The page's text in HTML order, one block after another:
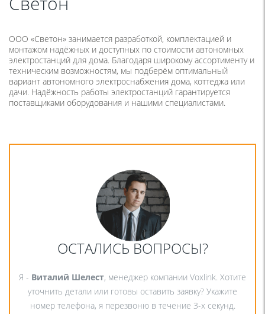
ООО «Светон» занимается разработкой, комплектацией и
монтажом надёжных и доступных по стоимости автономных
электростанций для дома. Благодаря широкому ассортименту и
техническим возможностям, мы подберём оптимальный
вариант автономного электроснабжения дома, коттеджа или
дачи. Надёжность работы электростанций гарантируется
поставщиками оборудования и нашими специалистами.
ОСТАЛИСЬ ВОПРОСЫ?
Я - Виталий Шелест, менеджер компании Voxlink. Хотите
уточнить детали или готовы оставить заявку? Укажите
номер телефона, я перезвоню в течение 3-х секунд.